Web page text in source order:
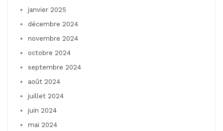
janvier 2025
décembre 2024
novembre 2024
octobre 2024
septembre 2024
août 2024
juillet 2024
juin 2024
mai 2024